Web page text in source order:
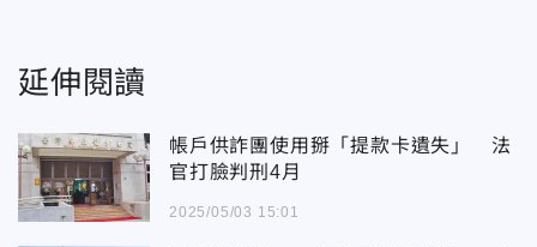
延伸閱讀
帳戶供詐團使用掰「提款卡遺失」 法
官打臉判刑4月
2025/05/03 15:01